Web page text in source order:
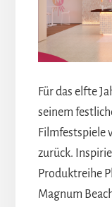
Für das elfte
seinem
Filmfestspiele
zurück.
Produktreihe
Magnum